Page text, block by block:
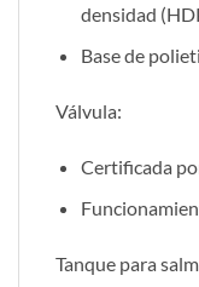
densidad
Base de
Válvula:
Certificada
Tanque para